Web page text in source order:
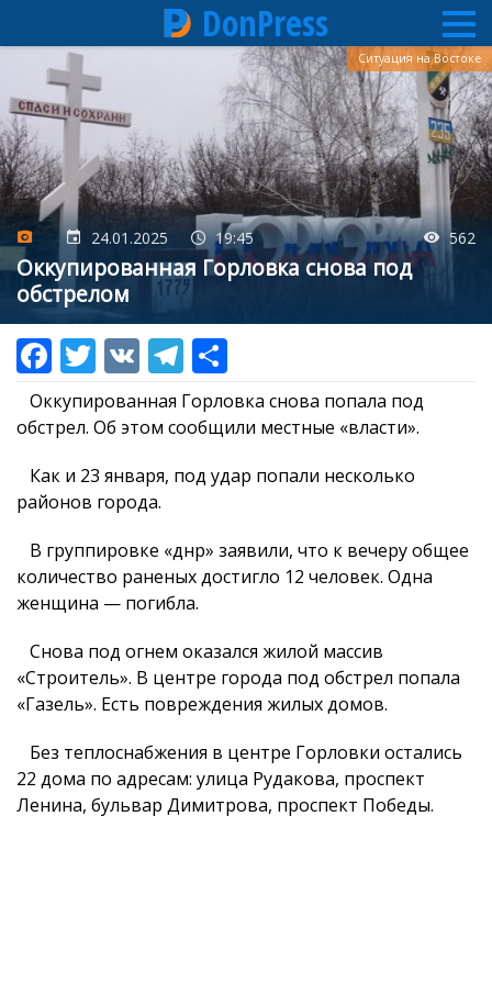
Перейти
основному
содержанию
DonPress
24.01.2025 19:45 562
Оккупированная Горловка снова под
обстрелом
Ситуация на Востоке
Оккупированная Горловка снова попала под
обстрел. Об этом сообщили местные «власти».
Как и 23 января, под удар попали несколько
районов города.
В группировке «днр» заявили, что к вечеру общее
количество раненых достигло 12 человек. Одна
женщина — погибла.
Снова под огнем оказался жилой массив
«Строитель». В центре города под обстрел попала
«Газель». Есть повреждения жилых домов.
Без теплоснабжения в центре Горловки остались
22 дома по адресам: улица Рудакова, проспект
Ленина, бульвар Димитрова, проспект Победы.